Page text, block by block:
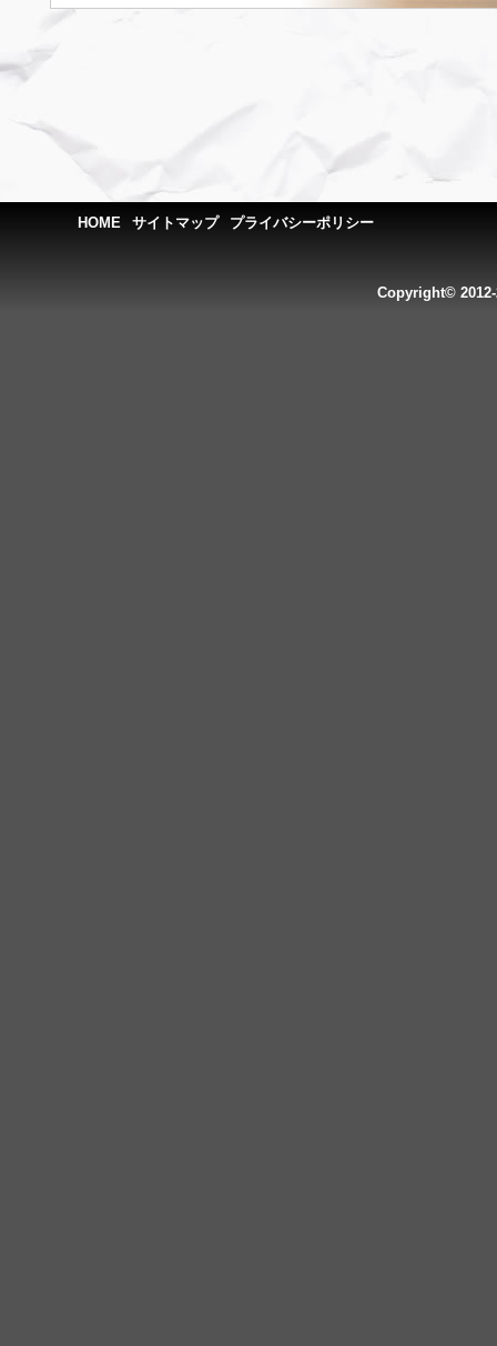
HOME サイトマップ プライバシーポリシー
Copyright©